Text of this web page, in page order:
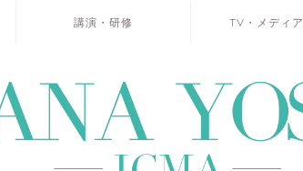
講演・研修 TV・メディ